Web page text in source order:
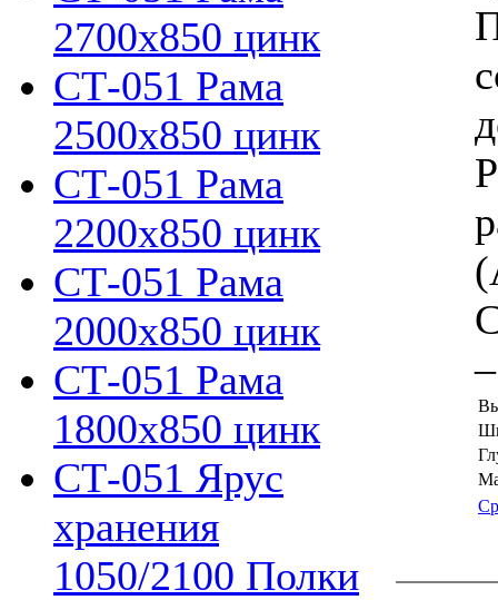
2700х850 цинк
СТ-051 Рама
2500х850 цинк
СТ-051 Рама
2200х850 цинк
СТ-051 Рама
2000х850 цинк
СТ-051 Рама
1800х850 цинк
СТ-051 Ярус
хранения
1050/2100 Полки